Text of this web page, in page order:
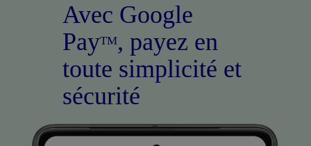
Avec Google
PayTM, payez en
toute simplicité et
sécurité